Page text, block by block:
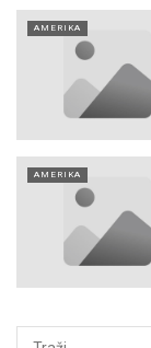
AMERIKA
AMERIKA